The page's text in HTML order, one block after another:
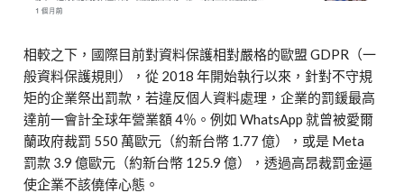
相較之下，國際目前對資料保護相對嚴格的歐盟GDPR （一
般資料保護規則），從 2018年開始執行以來，針對不守規
矩的企業祭出罰款，若違反個人資料處理，企業的罰鍰最高
達前一會計全球年營業額4％。例如WhatsApp就曾被愛爾
蘭政府裁罰 550 萬歐元（約新台幣 1.77億），或是 Meta
罰款 3.9億歐元（約新台幣 125.9億），透過高昂裁罰金逼
使企業不該僥倖心態。